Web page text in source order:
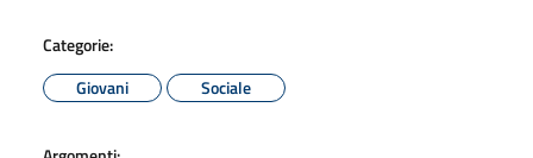
Categorie:
Giovani
Sociale